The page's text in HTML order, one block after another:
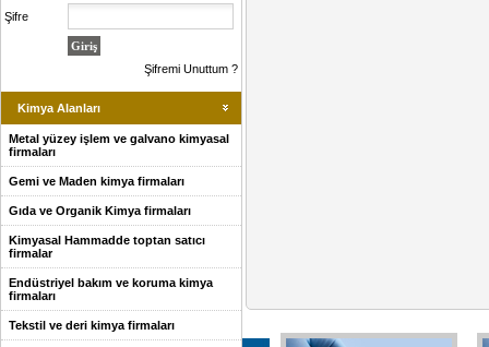
Şifre
Şifremi Unuttum ?
Kimya Alanları
Metal yüzey işlem ve galvano kimyasal
firmaları
Gemi ve Maden kimya firmaları
Gıda ve Organik Kimya firmaları
Kimyasal Hammadde toptan satıcı
firmalar
Endüstriyel bakım ve koruma kimya
firmaları
Tekstil ve deri kimya firmaları